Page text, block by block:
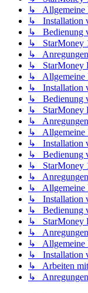
↳ Allgemeine
↳ Installation
↳ Bedienung
↳ StarMoney
↳ Anregungen
↳ StarMoney
↳ Allgemeine
↳ Installation
↳ Bedienung
↳ StarMoney
↳ Anregungen
↳ Allgemeine
↳ Installation
↳ Bedienung
↳ StarMoney
↳ Anregungen
↳ Allgemeine
↳ Installation
↳ Bedienung
↳ StarMoney
↳ Anregungen
↳ Allgemeine
↳ Installation
↳ Arbeiten mit
↳ Anregungen